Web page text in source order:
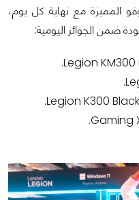
المميزة مع نهاية كل يوم،
ضمن الجوائز اليومية: